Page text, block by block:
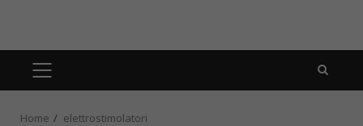
PRIMARY
MENU
Home elettrostimolatori